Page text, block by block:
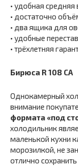
• удобная средняя
• достаточно
• два ящика для
• удобные
• трёхлетняя
Бирюса R 108 CA
Однокамерный
внимание
формата «под
холодильник
маленькой кухни
морозилкой, не
отлично